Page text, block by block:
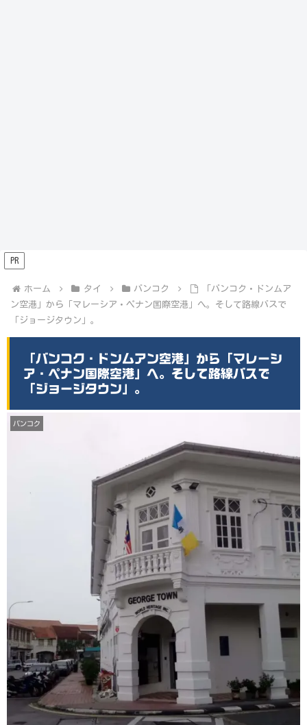
PR
ホーム タイ バンコク
「バンコク・ドンムア
ン空港」から「マレーシア・ペナン国際空港」へ。そして路線バスで
「ジョージタウン」。
「バンコク・ドンムアン空港」から「マレーシ
ア・ペナン国際空港」へ。そして路線バスで
「ジョージタウン」。
バンコク